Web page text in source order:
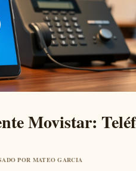
Movistar:
POR MATEO GARCIA